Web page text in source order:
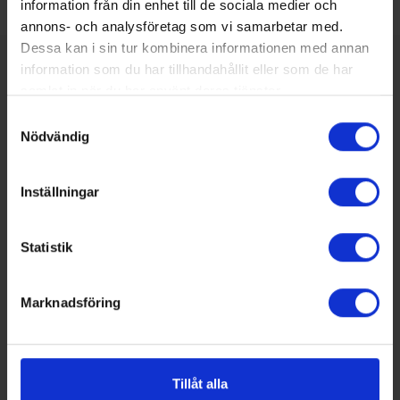
information från din enhet till de sociala medier och
annons- och analysföretag som vi samarbetar med.
Dessa kan i sin tur kombinera informationen med annan
information som du har tillhandahållit eller som de har
Nödvändig
Inställningar
Statistik
Marknadsföring
Tillåt alla
SENASTE NUMRET
Här kan du bland annat läsa om:
Energipålar i demonstrationsprojekt
Intryck från Nordbygg